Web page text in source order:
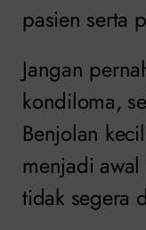
pasien serta
Jangan
kondiloma,
Benjolan
menjadi
tidak segera